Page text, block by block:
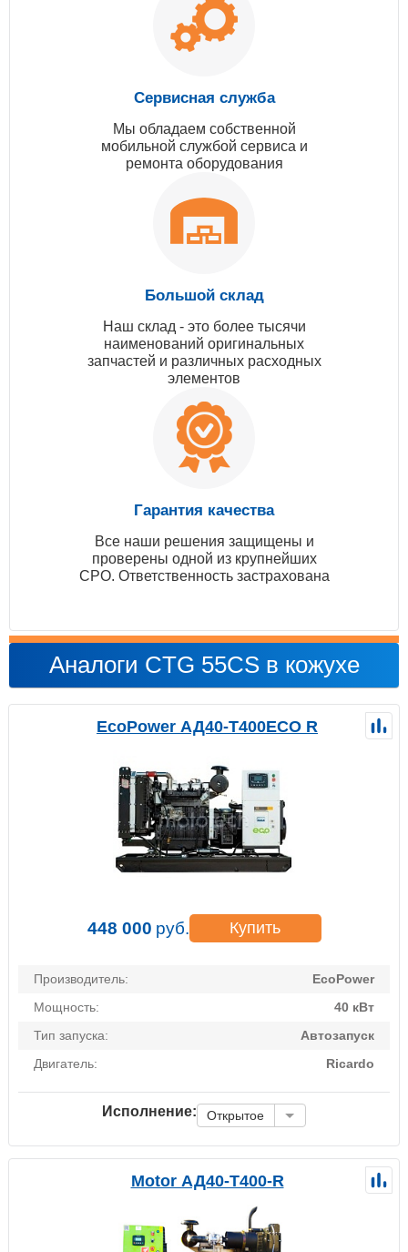
Сервисная служба
Мы обладаем собственной
мобильной службой сервиса и
ремонта оборудования
Большой склад
Наш склад - это более тысячи
наименований оригинальных
запчастей и различных расходных
элементов
Гарантия качества
Все наши решения защищены и
проверены одной из крупнейших
СРО. Ответственность застрахована
Аналоги CTG 55CS в кожухе
EcoPower АД40-T400ECO R
448 000 руб. Купить
Производитель:
EcoPower
Мощность:
40 кВт
Тип запуска:
Автозапуск
Двигатель:
Ricardo
Исполнение: Открытое
Motor АД40-Т400-R